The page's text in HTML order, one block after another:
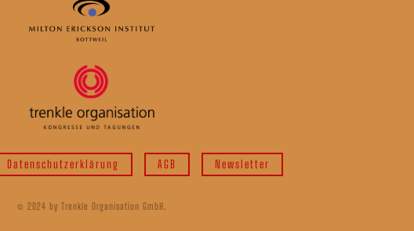
Datenschutzerklärung AGB Newsletter
© 2024 by Trenkle Organisation GmbH.